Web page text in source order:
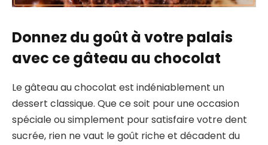
Donnez du goût à votre palais
avec ce gâteau au chocolat
Le gâteau au chocolat est indéniablement un
dessert classique. Que ce soit pour une occasion
spéciale ou simplement pour satisfaire votre dent
sucrée, rien ne vaut le goût riche et décadent du